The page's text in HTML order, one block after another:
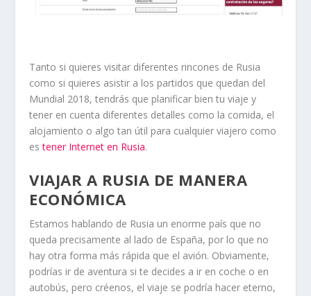
Tanto si quieres visitar diferentes rincones de Rusia
como si quieres asistir a los partidos que quedan del
Mundial 2018, tendrás que planificar bien tu viaje y
tener en cuenta diferentes detalles como la comida, el
alojamiento o algo tan útil para cualquier viajero como
estener Internet en Rusia.
VIAJAR A RUSIA DE MANERA
ECONÓMICA
Estamos hablando de Rusia un enorme país que no
queda precisamente al lado de España, por lo que no
hay otra forma más rápida que el avión. Obviamente,
podrías ir de aventura si te decides a ir en coche o en
autobús, pero créenos, el viaje se podría hacer eterno,